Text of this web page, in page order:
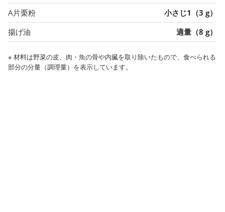
A片栗粉
小さじ1（3 g）
揚げ油
適量（8 g）
※ 材料は野菜の皮、肉・魚の骨や内臓を取り除いたもので、食べられる
部分の分量（調理量）を表示しています。